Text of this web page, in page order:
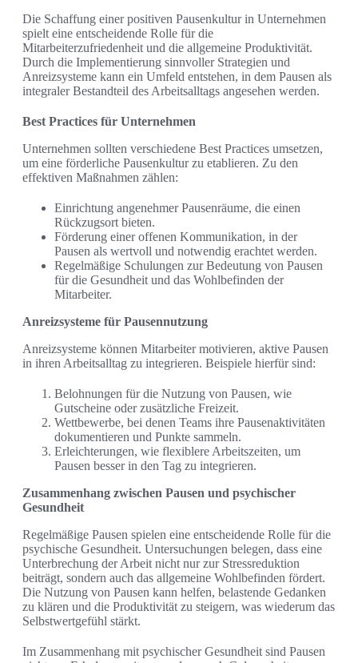
Die Schaffung einer positiven Pausenkultur in Unternehmen
spielt eine entscheidende Rolle für die
Mitarbeiterzufriedenheit und die allgemeine Produktivität.
Durch die Implementierung sinnvoller Strategien und
Anreizsysteme kann ein Umfeld entstehen, in dem Pausen als
integraler Bestandteil des Arbeitsalltags angesehen werden.
Best Practices für Unternehmen
Unternehmen sollten verschiedene Best Practices umsetzen,
um eine förderliche Pausenkultur zu etablieren. Zu den
effektiven Maßnahmen zählen:
Einrichtung angenehmer Pausenräume, die einen
Rückzugsort bieten.
Förderung einer offenen Kommunikation, in der
Pausen als wertvoll und notwendig erachtet werden.
Regelmäßige Schulungen zur Bedeutung von Pausen
für die Gesundheit und das Wohlbefinden der
Mitarbeiter.
Anreizsysteme für Pausennutzung
Anreizsysteme können Mitarbeiter motivieren, aktive Pausen
in ihren Arbeitsalltag zu integrieren. Beispiele hierfür sind:
Belohnungen für die Nutzung von Pausen, wie
Gutscheine oder zusätzliche Freizeit.
Wettbewerbe, bei denen Teams ihre Pausenaktivitäten
dokumentieren und Punkte sammeln.
Erleichterungen, wie flexiblere Arbeitszeiten, um
Pausen besser in den Tag zu integrieren.
Zusammenhang zwischen Pausen und psychischer
Gesundheit
Regelmäßige Pausen spielen eine entscheidende Rolle für die
psychische Gesundheit. Untersuchungen belegen, dass eine
Unterbrechung der Arbeit nicht nur zur Stressreduktion
beiträgt, sondern auch das allgemeine Wohlbefinden fördert.
Die Nutzung von Pausen kann helfen, belastende Gedanken
zu klären und die Produktivität zu steigern, was wiederum das
Selbstwertgefühl stärkt.
Im Zusammenhang mit psychischer Gesundheit sind Pausen